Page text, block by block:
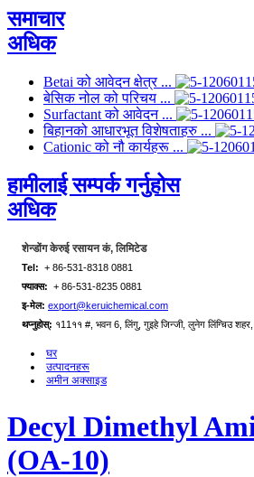
समाचार
अधिक
Betai को आवेदन क्षेत्र ...
बेसिक नोल को परिचय ...
Surfactant को आवेदन ...
बिहानको आधारभूत विशेषताहरु ...
Cationic को नौ कार्यहरू ...
हामीलाई सम्पर्क गर्नुहोस
अधिक
शेन्डोंग केरुई रसायन कं, लिमिटेड
Tel: + 86-531-8318 0881
फ्याक्स: + 86-531-8235 0881
इ-मेल: export@keruichemical.com
थप्नुहोस्: १11११ #, भवन 6, लिंगु, गुइहे जिन्जी, लुनेग लिंग्चिउ शहर,
घर
उत्पादनहरू
अमीन अक्साइड
Decyl Dimethyl
(OA-10)